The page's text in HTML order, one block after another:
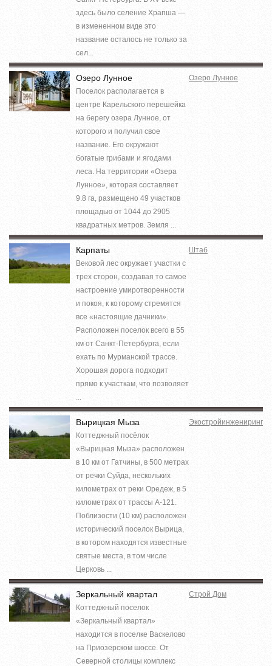
здесь было селение Храпша —
в измененном виде это
название осталось не только за
сел...
Озеро Лунное
Поселок располагается в
центре Карельского перешейка
на берегу озера Лунное, от
которого и получил свое
название. Его окружают
богатые грибами и ягодами
леса. На территории «Озера
Лунное», которая составляет
9.8 га, размещено 49 участков
площадью от 1044 до 2905
квадратных метров. Земля ...
Озеро Лунное
Карпаты
Вековой лес окружает участки с
трех сторон, создавая то самое
настроение умиротворенности
и покоя, к которому стремятся
все «настоящие дачники».
Расположен поселок всего в 55
км от Санкт-Петербурга, если
ехать по Мурманской трассе.
Хорошая дорога подходит
прямо к участкам, что позволяет
Штаб
Вырицкая Мыза
Коттеджный посёлок
«Вырицкая Мыза» расположен
в 10 км от Гатчины, в 500 метрах
от речки Суйда, нескольких
километрах от реки Оредеж, в 5
километрах от трассы А-121.
Поблизости (10 км) расположен
исторический поселок Вырица,
в котором находятся известные
святые места, в том числе
Церковь ...
Экостройинжениринг
Зеркальный квартал
Коттеджный поселок
«Зеркальный квартал»
находится в поселке Васкелово
на Приозерском шоссе. От
Северной столицы комплекс
Строй Дом